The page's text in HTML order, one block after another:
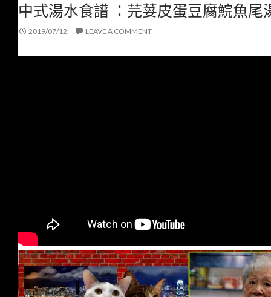
中式湯水食譜 ：芫荽皮蛋豆腐鯇魚尾
2019/07/12 LEAVE A COMMENT